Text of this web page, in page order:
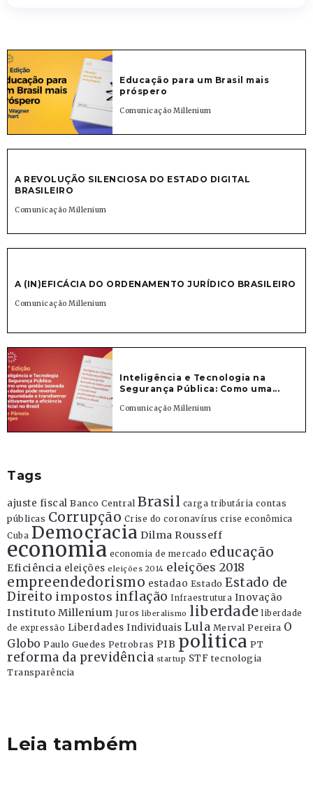
Educação para um Brasil mais
próspero
Comunicação Millenium
A REVOLUÇÃO SILENCIOSA DO ESTADO DIGITAL
BRASILEIRO
Comunicação Millenium
A (IN)EFICÁCIA DO ORDENAMENTO JURÍDICO BRASILEIRO
Comunicação Millenium
Inteligência e Tecnologia na
Segurança Pública: Como uma...
Comunicação Millenium
Tags
ajuste fiscal Banco Central Brasil carga tributária contas
públicas Corrupção Crise do coronavírus crise econômica
Cuba Democracia Dilma Rousseff
economia economia de mercado educação
Eficiência eleições eleições 2014 eleições 2018
empreendedorismo estadao Estado Estado de
Direito impostos inflação Infraestrutura Inovação
Instituto Millenium Juros liberalismo liberdade liberdade
de expressão Liberdades Individuais Lula Merval Pereira O
Globo Paulo Guedes Petrobras PIB politica PT
reforma da previdência startup STF tecnologia
Transparência
Leia também